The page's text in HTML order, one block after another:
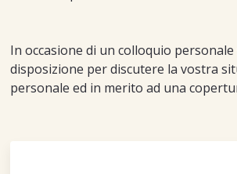
In occasione di un colloquio
disposizione per discutere la vostra
personale ed in merito ad una